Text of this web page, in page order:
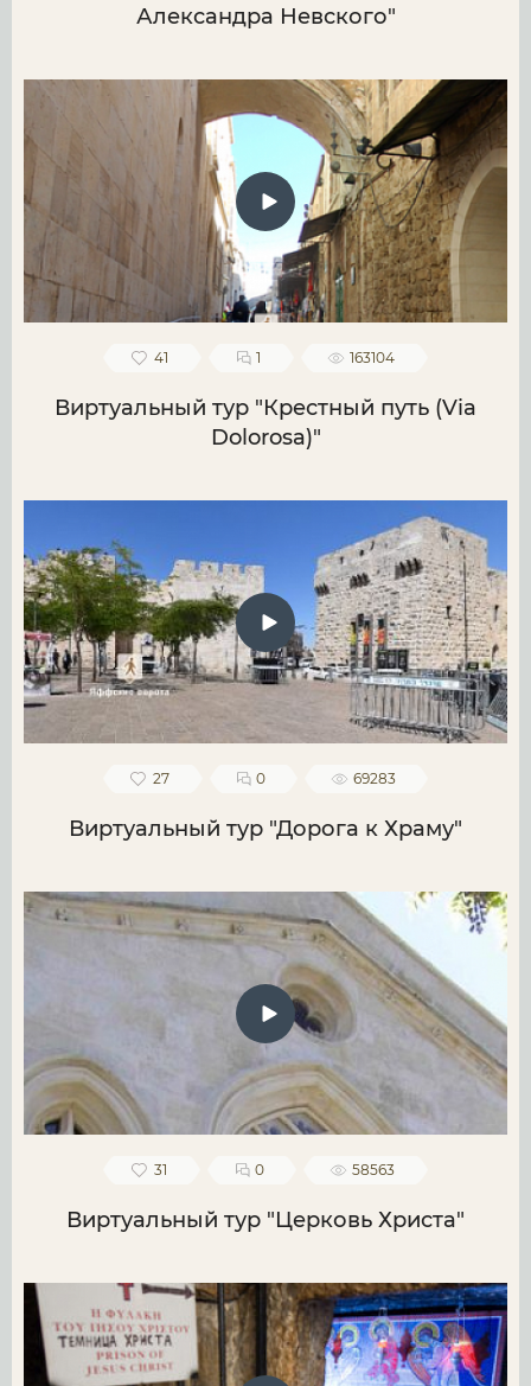
Александра Невского"
41 1 163104
Виртуальный тур "Крестный путь (Via
Dolorosa)"
27 0 69283
Виртуальный тур "Дорога к Храму"
31 0 58563
Виртуальный тур "Церковь Христа"